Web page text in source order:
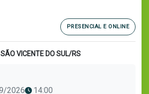
PRESENCIAL E ONLINE
VICENTE DO SUL/RS
2026 14:00